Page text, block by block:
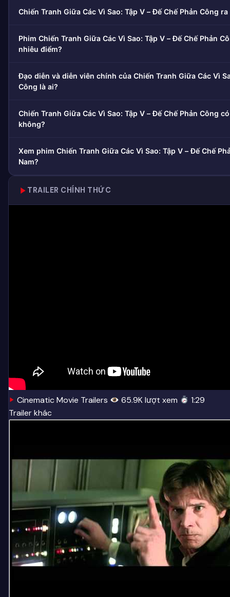
Chiến Tranh Giữa Các Vì Sao: Tập V – Đế Chế Phản Công
Phim Chiến Tranh Giữa Các Vì Sao: Tập V – Đế Chế Phản
nhiêu điểm?
Đạo diễn và diễn viên chính của Chiến Tranh Giữa Các Vì
Công là ai?
Chiến Tranh Giữa Các Vì Sao: Tập V – Đế Chế Phản Công
không?
Xem phim Chiến Tranh Giữa Các Vì Sao: Tập V – Đế Chế
Nam?
TRAILER CHÍNH THỨC
Cinematic Movie Trailers 65.9K lượt xem
1:29
Trailer khác